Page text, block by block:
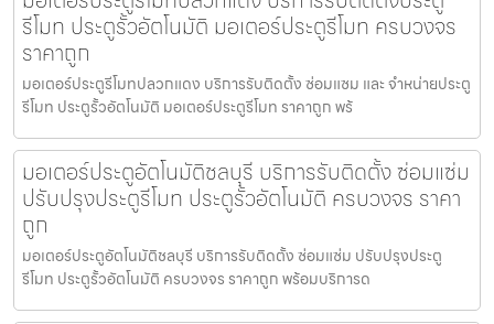
รีโมท ประตูรั้วอัตโนมัติ มอเตอร์ประตูรีโมท ครบวงจร
ราคาถูก
มอเตอร์ประตูรีโมทปลวกแดง บริการรับติดตั้ง ซ่อมแซม และ จำหน่ายประตู
รีโมท ประตูรั้วอัตโนมัติ มอเตอร์ประตูรีโมท ราคาถูก พร้
มอเตอร์ประตูอัตโนมัติชลบุรี บริการรับติดตั้ง ซ่อมแซ่ม
ปรับปรุงประตูรีโมท ประตูรั้วอัตโนมัติ ครบวงจร ราคา
ถูก
มอเตอร์ประตูอัตโนมัติชลบุรี บริการรับติดตั้ง ซ่อมแซ่ม ปรับปรุงประตู
รีโมท ประตูรั้วอัตโนมัติ ครบวงจร ราคาถูก พร้อมบริการด